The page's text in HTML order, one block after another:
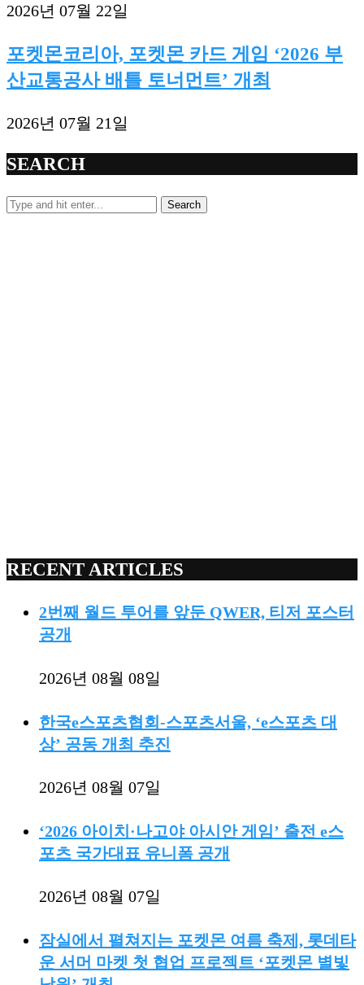
2026년 07월 22일
포켓몬코리아, 포켓몬 카드 게임 ‘2026 부
산교통공사 배틀 토너먼트’ 개최
2026년 07월 21일
SEARCH
Search
RECENT ARTICLES
2번째 월드 투어를 앞둔 QWER, 티저 포스터
공개
2026년 08월 08일
한국e스포츠협회-스포츠서울, ‘e스포츠 대
상’ 공동 개최 추진
2026년 08월 07일
‘2026 아이치·나고야 아시안 게임’ 출전 e스
포츠 국가대표 유니폼 공개
2026년 08월 07일
잠실에서 펼쳐지는 포켓몬 여름 축제, 롯데타
운 서머 마켓 첫 협업 프로젝트 ‘포켓몬 별빛